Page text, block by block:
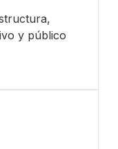
y público